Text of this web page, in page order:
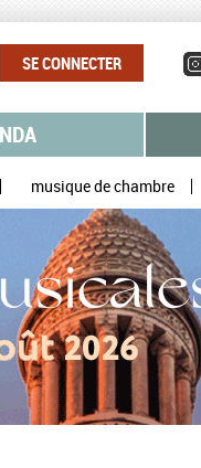
SE CONNECTER
musique de chambre